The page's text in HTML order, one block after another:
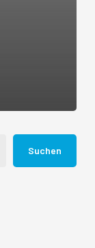
Suchen